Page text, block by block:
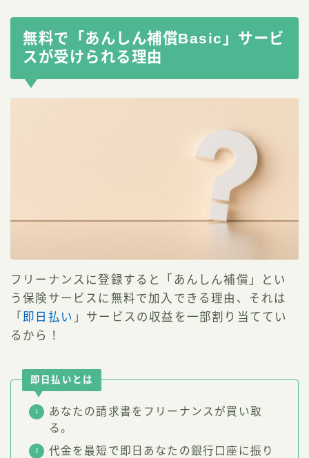
無料で「あんしん補償Basic」サービ
スが受けられる理由
フリーナンスに登録すると「あんしん補償」とい
う保険サービスに無料で加入できる理由、それは
「 即日払い 」サービスの収益を一部割り当ててい
るから！
即日払いとは
あなたの請求書をフリーナンスが買い取
る。
代金を最短で即日あなたの銀行口座に振り